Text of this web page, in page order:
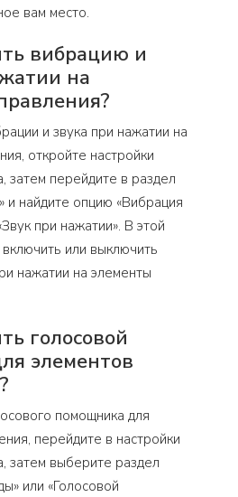
вам место.
вибрацию и
на
и звука при нажатии на
откройте настройки
затем перейдите в раздел
и найдите опцию «Вибрация
при нажатии». В этой
или выключить
нажатии на элементы
голосовой
элементов
помощника для
перейдите в настройки
затем выберите раздел
или «Голосовой